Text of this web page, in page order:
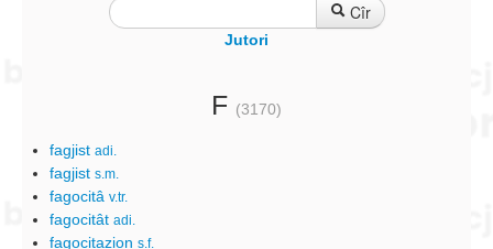
Cîr
Jutori
F (3170)
fagjist adi.
fagjist s.m.
fagocitâ v.tr.
fagocitât adi.
fagocitazion s.f.